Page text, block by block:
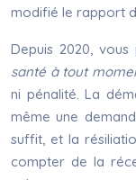
modifié le rapport
Depuis 2020,
santé à tout
ni pénalité. La
même une
suffit, et la
compter de la